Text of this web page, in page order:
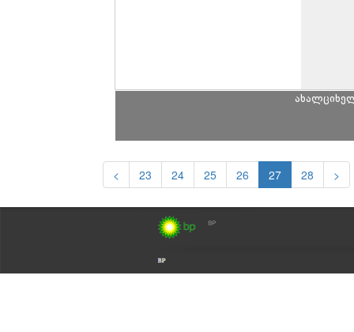
< 23 24 25 26 27 28 >